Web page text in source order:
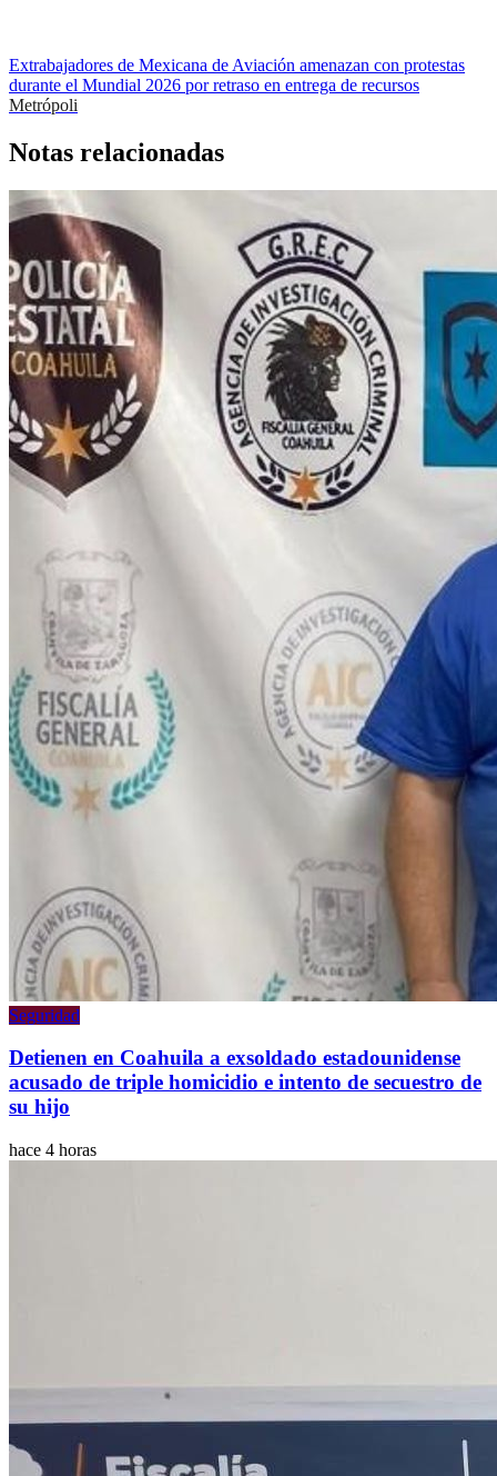
Extrabajadores de Mexicana de Aviación amenazan con protestas
durante el Mundial 2026 por retraso en entrega de recursos
Metrópoli
Notas relacionadas
Seguridad
Detienen en Coahuila a exsoldado estadounidense
acusado de triple homicidio e intento de secuestro de
su hijo
hace 4 horas